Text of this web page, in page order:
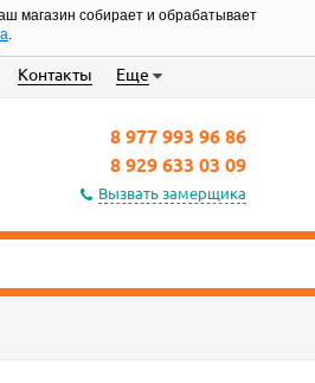
магазин собирает и обрабатывает
.
Контакты Еще
8 977 993 96 86
8 929 633 03 09
Вызвать замерщика